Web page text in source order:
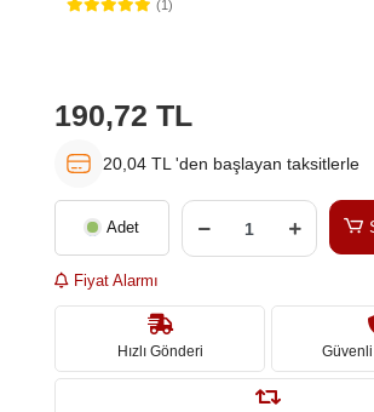
(1)
190,72 TL
20,04 TL 'den başlayan taksitlerle
Adet
Fiyat Alarmı
Hızlı Gönderi Güvenli